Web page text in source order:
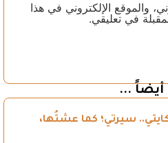
والموقع الإلكتروني في هذا
في تعليقي.
أيضاً ...
سيرتي؛ كما عشتُها،